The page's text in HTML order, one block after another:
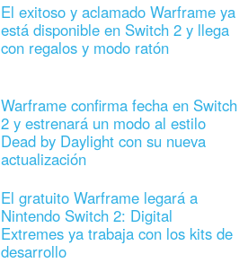
El exitoso y aclamado Warframe ya
está disponible en Switch 2 y llega
con regalos y modo ratón
Warframe confirma fecha en Switch
2 y estrenará un modo al estilo
Dead by Daylight con su nueva
actualización
El gratuito Warframe legará a
Nintendo Switch 2: Digital
Extremes ya trabaja con los kits de
desarrollo